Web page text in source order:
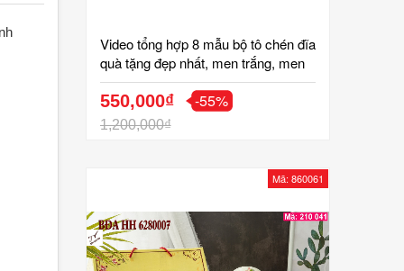
Video tổng hợp 8 mẫu bộ tô chén đĩa
quà tặng đẹp nhất, men trắng, men
kem vẽ hoa văn, mã 860062, gồm 6
chén cơm, 2 đĩa, 1 tô, 2 chén chấm,
in logo quà tặng, gốm sứ bát tràng
550,000₫
1,200,000₫
-55%
Mã: 860061